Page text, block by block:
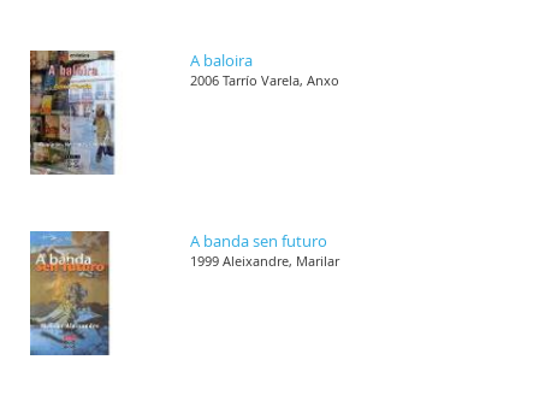
A baloira
2006 Tarrío Varela, Anxo
A banda sen futuro
1999 Aleixandre, Marilar